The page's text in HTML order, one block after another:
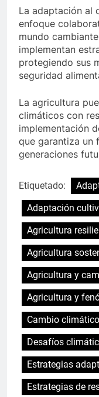
La adaptación al
enfoque
mundo
implementan
protegiendo sus
seguridad
La agricultura
climáticos con
implementación
que garantiza un
generaciones
Etiquetado:
Adaptación
Agricultura
Agricultura
Agricultura y
Agricultura y
Cambio
Desafíos
Estrategias
Estrategias de